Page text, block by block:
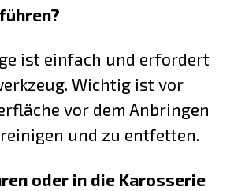
ist einfach und erfordert
Wichtig ist vor
vor dem Anbringen
und zu entfetten.
oder in die Karosserie